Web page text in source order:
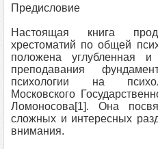
Предисловие
Настоящая книга
хрестоматий по общей
положена углубленная
преподавания
психологии на
Московского
Ломоносова[1]. Она
сложных и интересных
внимания.